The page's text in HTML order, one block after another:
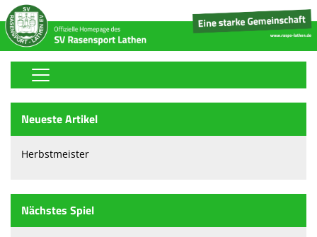
Home
Stickerfreunde-Sammelalbum
Fußball
Volleyball
Neueste Artikel
Herbstmeister
Nächstes Spiel